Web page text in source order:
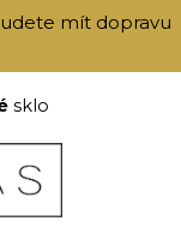
mít dopravu
sklo